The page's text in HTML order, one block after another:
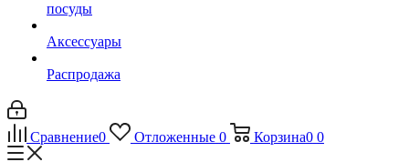
посуды
Аксессуары
Распродажа
Сравнение0 Отложенные 0 Корзина0 0